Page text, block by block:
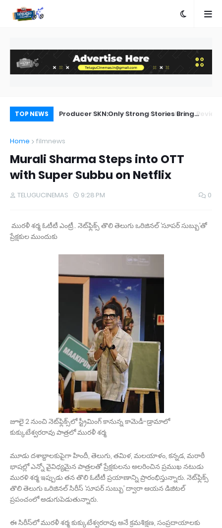
TOP NEWS
Review
Producer SKN:Only Strong Stories Bring
Home filmnews
Murali Sharma Steps into OTT
with Super Subbu on Netflix
TELUGUCINEMAS 9:28 PM 0
మురళీ శర్మ ఓటీటీ ఎంట్రీ.. నెట్‌ఫ్లిక్స్ తొలి తెలుగు ఒరిజినల్ ‘సూపర్ సుబ్బు’తో
ప్రేక్షకుల ముందుకు
జూలై 2 నుంచి నెట్‌ఫ్లిక్స్‌లో స్ట్రీమింగ్ కానున్న కామెడీ-డ్రామాలో
కుక్కుటేశ్వరరావు పాత్రలో మురళీ శర్మ
మూడు దశాబ్దాలకుపైగా హిందీ, తెలుగు, తమిళ, మలయాళం, కన్నడ, మరాఠీ
భాషల్లో ఎన్నో వైవిధ్యమైన పాత్రలతో ప్రేక్షకులను అలరించిన ప్రముఖ నటుడు
మురళి శర్మ ఇప్పుడు తన తొలి ఓటీటీ ప్రయాణాన్ని ప్రారంభిస్తున్నారు. నెట్‌ఫ్లిక్స్
తొలి తెలుగు ఒరిజినల్ సిరీస్ ‘సూపర్ సుబ్బు’ ద్వారా ఆయన డిజిటల్
ప్రపంచంలో అడుగుపెడుతున్నారు.
ఈ సిరీస్‌లో మురళీ శర్మ కుక్కుటేశ్వరరావు అనే క్రమశిక్షణ, సంప్రదాయాలకు